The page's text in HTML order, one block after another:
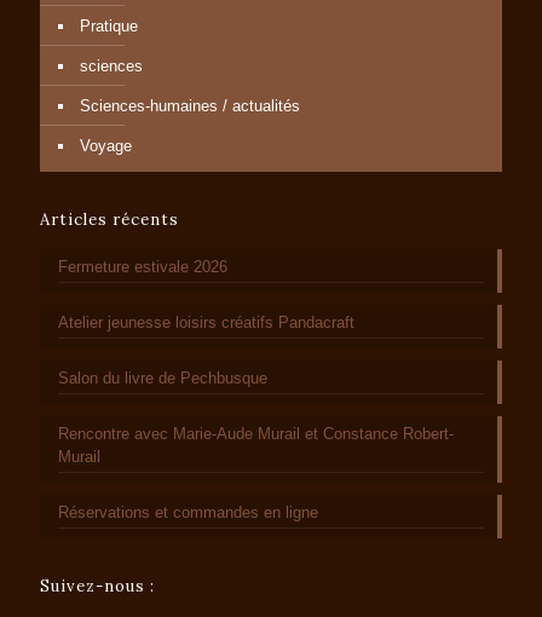
Pratique
sciences
Sciences-humaines / actualités
Voyage
Articles récents
Fermeture estivale 2026
Atelier jeunesse loisirs créatifs Pandacraft
Salon du livre de Pechbusque
Rencontre avec Marie-Aude Murail et Constance Robert-
Murail
Réservations et commandes en ligne
Suivez-nous :